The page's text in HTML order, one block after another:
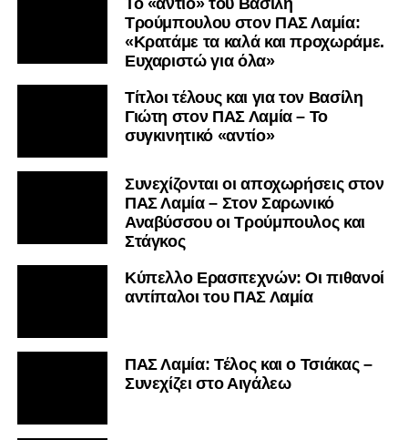
Τρούμπουλου στον ΠΑΣ Λαμία:
«Κρατάμε τα καλά και προχωράμε.
Ευχαριστώ για όλα»
Τίτλοι τέλους και για τον Βασίλη
Γιώτη στον ΠΑΣ Λαμία – Το
συγκινητικό «αντίο»
Συνεχίζονται οι αποχωρήσεις στον
ΠΑΣ Λαμία – Στον Σαρωνικό
Αναβύσσου οι Τρούμπουλος και
Στάγκος
Κύπελλο Ερασιτεχνών: Οι πιθανοί
αντίπαλοι του ΠΑΣ Λαμία
ΠΑΣ Λαμία: Τέλος και ο Τσιάκας –
Συνεχίζει στο Αιγάλεω